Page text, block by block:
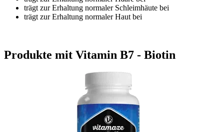
trägt zur Erhaltung normaler Schleimhäute bei
trägt zur Erhaltung normaler Haut bei
Produkte mit Vitamin B7 - Biotin